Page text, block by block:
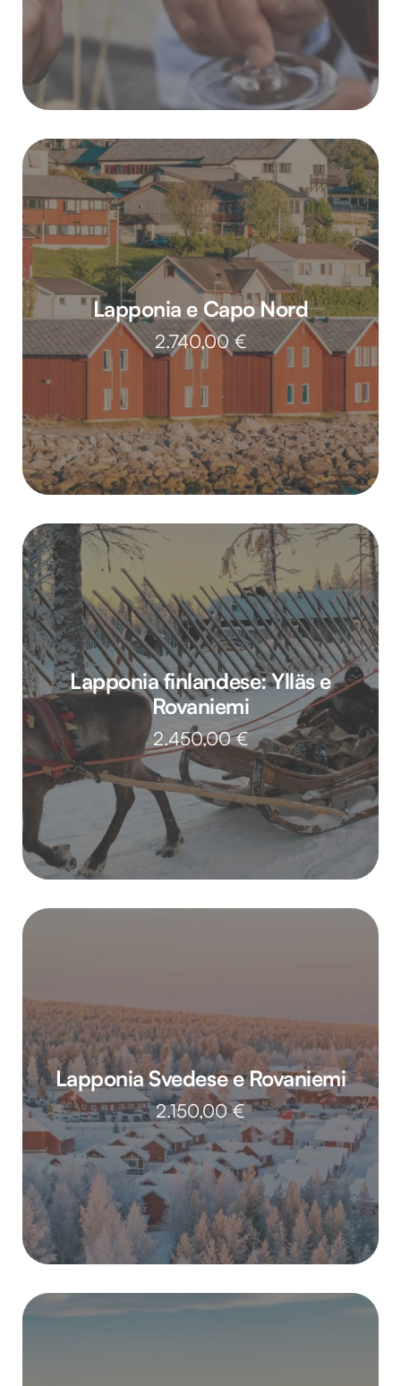
Lapponia e Capo Nord
2.740,00€
Lapponia finlandese: Ylläs e
Rovaniemi
2.450,00€
Lapponia Svedese e Rovaniemi
2.150,00€